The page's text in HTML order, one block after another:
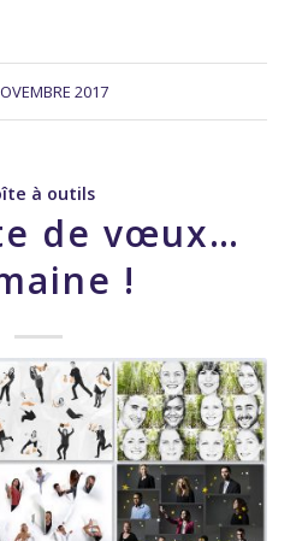
2017
à outils
de vœux…
!